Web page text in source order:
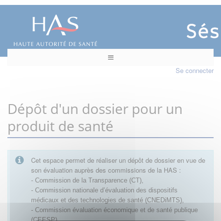
Se connecter
Dépôt d'un dossier pour un
produit de santé
Cet espace permet de réaliser un dépôt de dossier en vue de
son évaluation auprès des commissions de la HAS :
- Commission de la Transparence (CT),
- Commission nationale d’évaluation des dispositifs
médicaux et des technologies de santé (CNEDiMTS),
- Commission évaluation économique et de santé publique